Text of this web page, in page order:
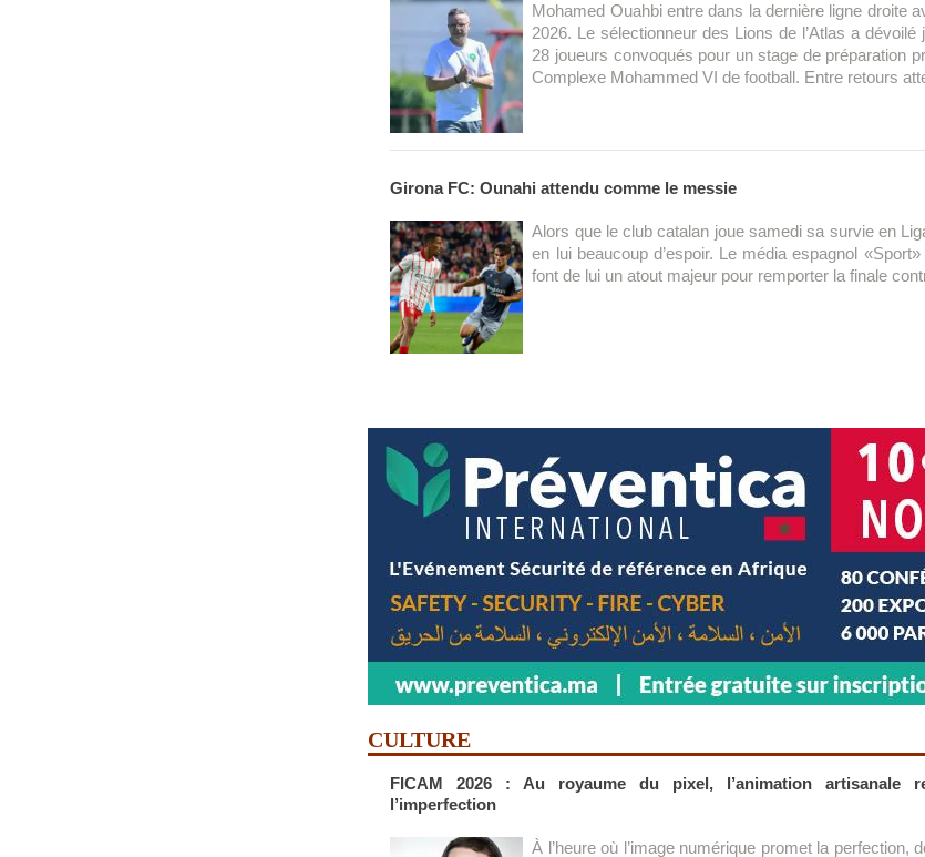
Mohamed Ouahbi entre dans la dernière ligne droite
2026. Le sélectionneur des Lions de l’Atlas a dévoilé
28 joueurs convoqués pour un stage de préparation
Complexe Mohammed VI de football. Entre retours
Girona FC: Ounahi attendu comme le messie
Alors que le club catalan joue samedi sa survie en
en lui beaucoup d’espoir. Le média espagnol
font de lui un atout majeur pour remporter la finale
CULTURE
FICAM 2026 : Au royaume du pixel, l’animation artisanale
l’imperfection
À l’heure où l’image numérique promet la perfection,